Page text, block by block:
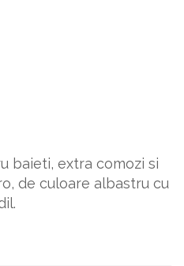
baieti, extra comozi si
de culoare albastru cu